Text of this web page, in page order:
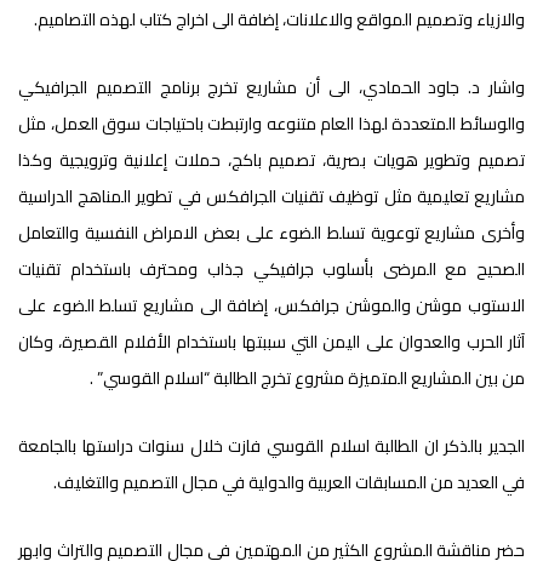
والازياء وتصميم المواقع والاعلانات، إضافة الى اخراج كتاب لهذه التصاميم.
واشار د. جاود الحمادي، الى أن مشاريع تخرج برنامج التصميم الجرافيكي
والوسائط المتعددة لهذا العام متنوعه وارتبطت باحتياجات سوق العمل، مثل
تصميم وتطوير هويات بصرية، تصميم باكج، حملات إعلانية وترويجية وكذا
مشاريع تعليمية مثل توظيف تقنيات الجرافكس في تطوير المناهج الدراسية
وأخرى مشاريع توعوية تسلط الضوء على بعض الامراض النفسية والتعامل
الصحيح مع المرضى بأسلوب جرافيكي جذاب ومحترف باستخدام تقنيات
الاستوب موشن والموشن جرافكس، إضافة الى مشاريع تسلط الضوء على
آثار الحرب والعدوان على اليمن التي سببتها باستخدام الأفلام القصيرة، وكان
من بين المشاريع المتميزة مشروع تخرج الطالبة “اسلام القوسي” .
الجدير بالذكر ان الطالبة اسلام القوسي فازت خلال سنوات دراستها بالجامعة
في العديد من المسابقات العربية والدولية في مجال التصميم والتغليف.
حضر مناقشة المشروع الكثير من المهتمين في مجال التصميم والتراث وابهر